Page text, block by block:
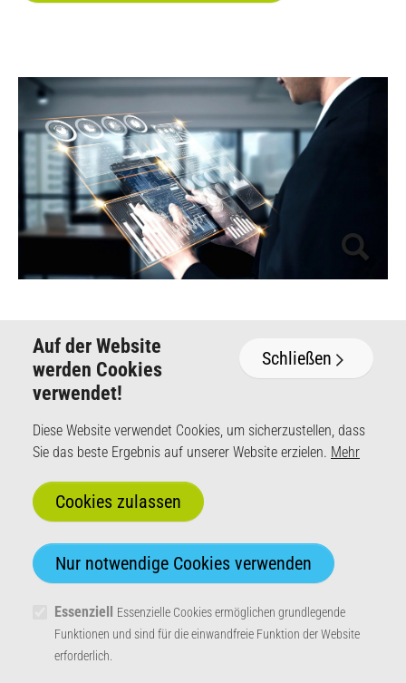
Schließen
Auf der Website
werden Cookies
verwendet!
Diese Website verwendet Cookies, um sicherzustellen, dass
Sie das beste Ergebnis auf unserer Website erzielen. Mehr
Essenziell Essenzielle Cookies ermöglichen grundlegende
Funktionen und sind für die einwandfreie Funktion der Website
erforderlich.
Show larger version for:
DataCollect Traffic Systems GmbH
Heinrich-Hertz-Straße 1
Mo - Fr von 8 - 17 Uhr
info@datacollect.com
Distributoren LogIn